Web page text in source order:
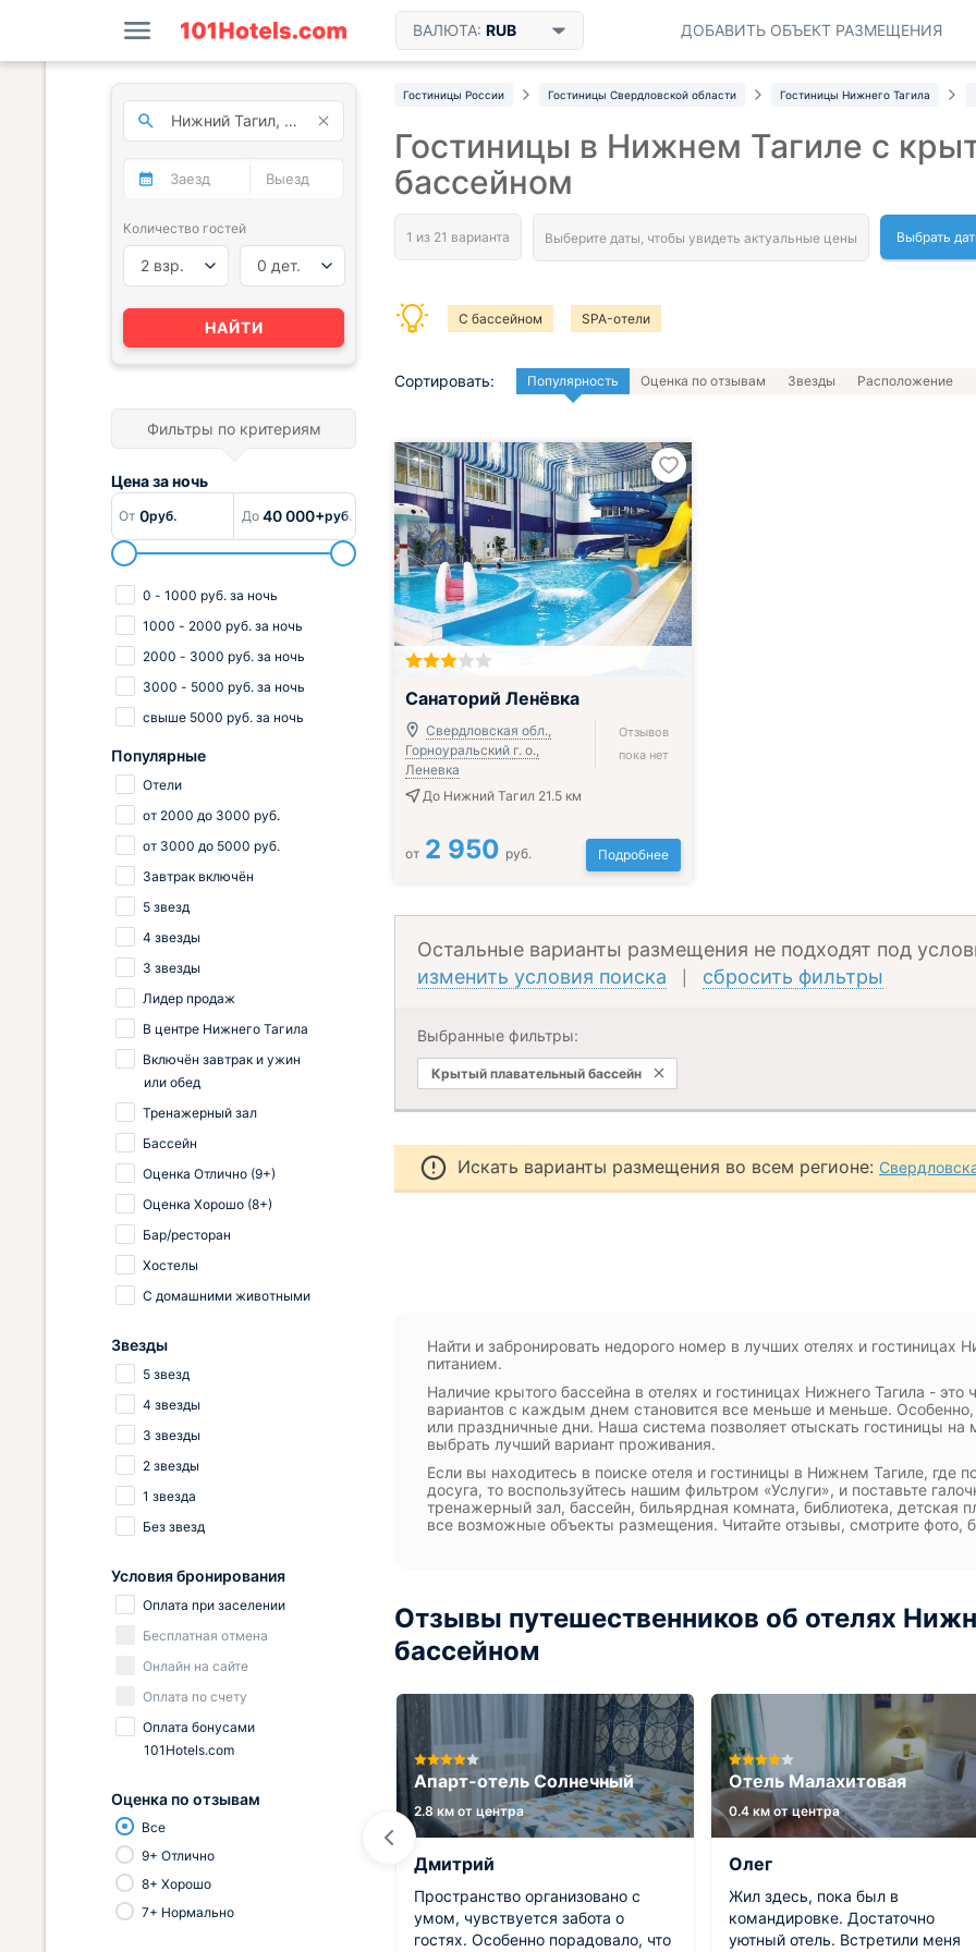
ВАЛЮТА: RUB ДОБАВИТЬ ОБЪЕКТ РАЗМЕЩЕНИЯ
Гостиницы России Гостиницы Свердловской области Гостиницы Нижнего Тагила
Гостиницы в Нижнем Тагиле с
бассейном
Выбрать
С бассейном SPA-отели
Сортировать: Популярность Оценка по отзывам Звезды Расположение
Санаторий Ленёвка
Свердловская обл.,
Горноуральский г. о.,
Леневка
До Нижний Тагил 21.5 км
Отзывов
пока нет
от 2 950 руб. Подробнее
Остальные варианты размещения не подходят под
изменить условия поиска
сбросить фильтры
Выбранные фильтры:
Крытый плавательный бассейн
Искать варианты размещения во всем регионе:
Найти и забронировать недорого номер в лучших отелях и гостиницах
питанием.
Наличие крытого бассейна в отелях и гостиницах Нижнего Тагила -
вариантов с каждым днем становится все меньше и меньше.
или праздничные дни. Наша система позволяет отыскать гостиницы
выбрать лучший вариант проживания.
Если вы находитесь в поиске отеля и гостиницы в Нижнем Тагиле, где
досуга, то воспользуйтесь нашим фильтром «Услуги», и поставьте
тренажерный зал, бассейн, бильярдная комната, библиотека, детская
все возможные объекты размещения. Читайте отзывы, смотрите фото,
Отзывы путешественников об отелях
бассейном
7.8 км от центра
Дмитрий
Хороший отель, я здесь
останавливался ненадолго, но по
Апарт-отель Солнечный
2.8 км от центра
Дмитрий
Пространство организовано с
умом, чувствуется забота о
гостях. Особенно порадовало, что
Отель Малахитовая
0.4 км от центра
Олег
Жил здесь, пока был в
командировке. Достаточно
уютный отель. Встретили меня
Количество гостей
2 взр. 0 дет.
НАЙТИ
Фильтры по критериям
Цена заночь
От 0руб. До 40 000+руб.
0 - 1000 руб. за ночь
1000 - 2000 руб. за ночь
2000 - 3000 руб. за ночь
3000 - 5000 руб. за ночь
свыше 5000 руб. за ночь
Популярные
Отели
от 2000 до 3000 руб.
от 3000 до 5000 руб.
Завтрак включён
5 звезд
4 звезды
3 звезды
Лидер продаж
В центре Нижнего Тагила
Включён завтрак и ужин
или обед
Тренажерный зал
Бассейн
Оценка Отлично (9+)
Оценка Хорошо (8+)
Бар/ресторан
Хостелы
С домашними животными
Звезды
5 звезд
4 звезды
3 звезды
2 звезды
1 звезда
Без звезд
Условия бронирования
Оплата при заселении
Бесплатная отмена
Онлайн на сайте
Оплата по счету
Оплата бонусами
101Hotels.com
Оценка по отзывам
Все
9+ Отлично
8+ Хорошо
7+ Нормально